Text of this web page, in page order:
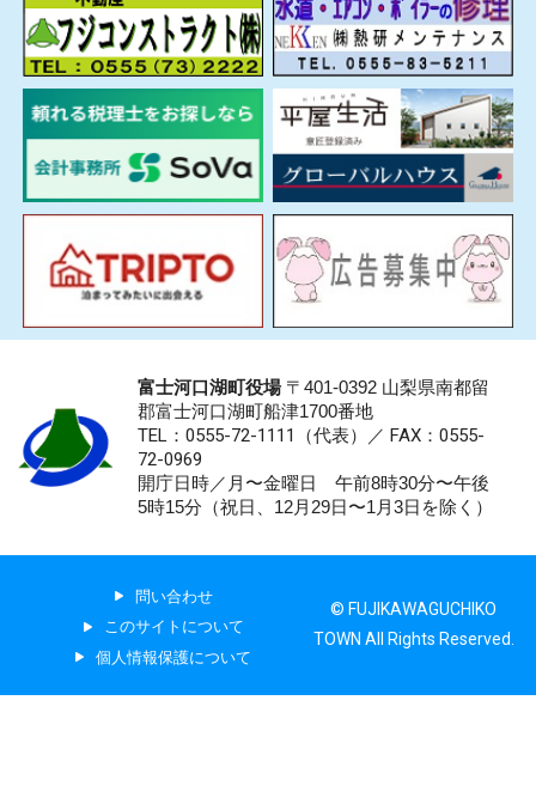
富士河口湖町役場〒401-0392 山梨県南都留
郡富士河口湖町船津1700番地
TEL：0555-72-1111 （代表）／ FAX：0555-
72-0969
開庁日時／月〜金曜日 午前8時30分〜午後
5時15分（祝日、12月29日〜1月3日を除く）
問い合わせ
このサイトについて
個人情報保護について
© FUJIKAWAGUCHIKO
TOWN All Rights Reserved.